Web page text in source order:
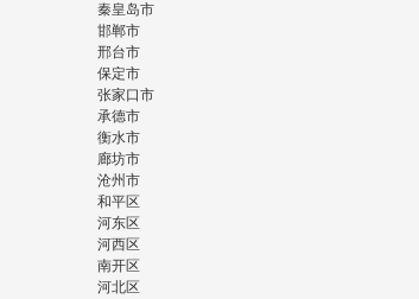
秦皇岛市
邯郸市
邢台市
保定市
张家口市
承德市
衡水市
廊坊市
沧州市
和平区
河东区
河西区
南开区
河北区